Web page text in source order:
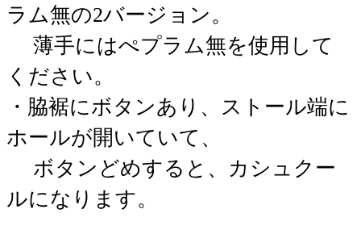
ラム無の2バージョン。
薄手にはぺプラム無を使用して
ください。
・脇裾にボタンあり、ストール端に
ホールが開いていて、
ボタンどめすると、カシュクー
ルになります。